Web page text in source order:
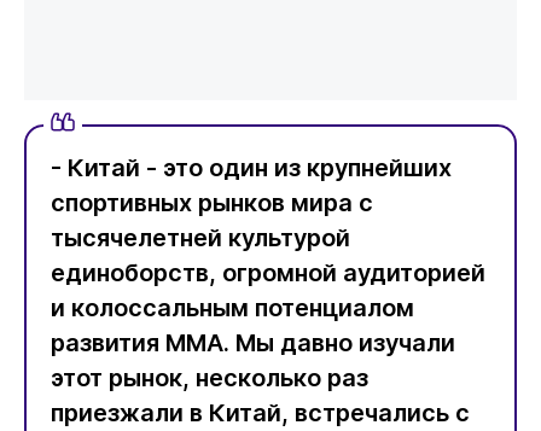
- Китай - это один из крупнейших
спортивных рынков мира с
тысячелетней культурой
единоборств, огромной аудиторией
и колоссальным потенциалом
развития ММА. Мы давно изучали
этот рынок, несколько раз
приезжали в Китай, встречались с